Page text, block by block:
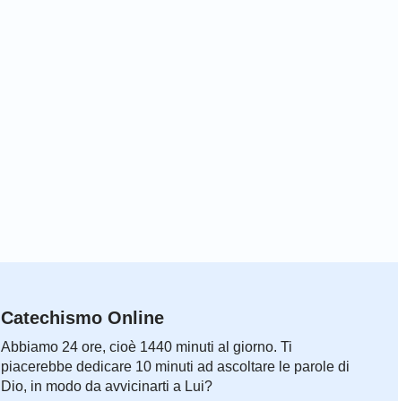
Catechismo Online
Abbiamo 24 ore, cioè 1440 minuti al giorno. Ti
piacerebbe dedicare 10 minuti ad ascoltare le parole di
Dio, in modo da avvicinarti a Lui?